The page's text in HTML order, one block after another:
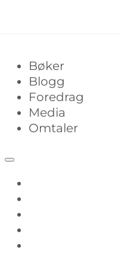
Bøker
Blogg
Foredrag
Media
Omtaler